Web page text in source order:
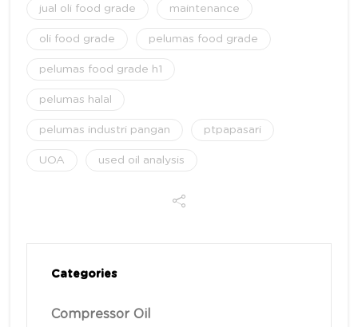
jual oli food grade maintenance
oli food grade pelumas food grade
pelumas food grade h1
pelumas halal
pelumas industri pangan ptpapasari
UOA used oil analysis
Categories
Compressor Oil